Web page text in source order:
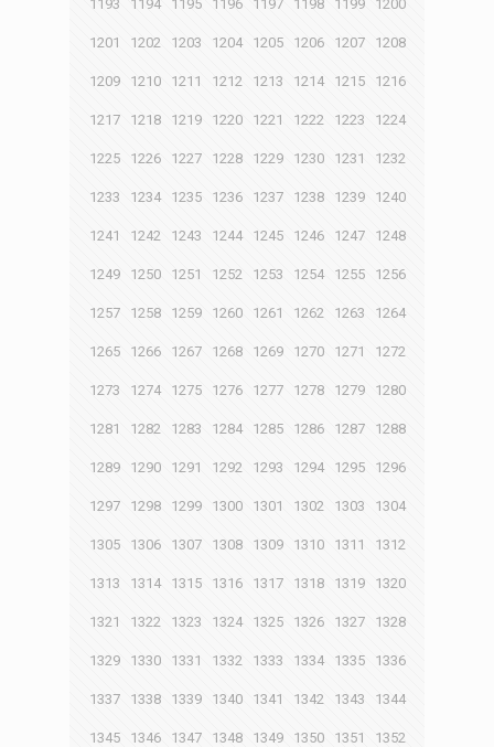
1193 1194 1195 1196 1197 1198 1199 1200
1201 1202 1203 1204 1205 1206 1207 1208
1209 1210 1211 1212 1213 1214 1215 1216
1217 1218 1219 1220 1221 1222 1223 1224
1225 1226 1227 1228 1229 1230 1231 1232
1233 1234 1235 1236 1237 1238 1239 1240
1241 1242 1243 1244 1245 1246 1247 1248
1249 1250 1251 1252 1253 1254 1255 1256
1257 1258 1259 1260 1261 1262 1263 1264
1265 1266 1267 1268 1269 1270 1271 1272
1273 1274 1275 1276 1277 1278 1279 1280
1281 1282 1283 1284 1285 1286 1287 1288
1289 1290 1291 1292 1293 1294 1295 1296
1297 1298 1299 1300 1301 1302 1303 1304
1305 1306 1307 1308 1309 1310 1311 1312
1313 1314 1315 1316 1317 1318 1319 1320
1321 1322 1323 1324 1325 1326 1327 1328
1329 1330 1331 1332 1333 1334 1335 1336
1337 1338 1339 1340 1341 1342 1343 1344
1345 1346 1347 1348 1349 1350 1351 1352